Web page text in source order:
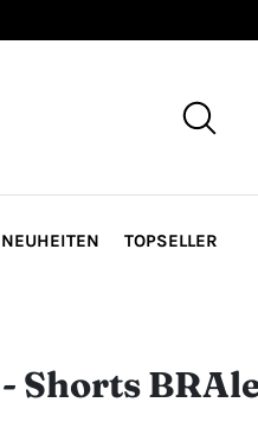
NEUHEITEN TOPSELLER
Shorts